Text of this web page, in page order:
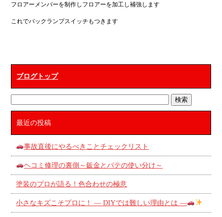
フロアーメンバーを制作しフロアーを加工し補強します
これでバックランプスイッチもつきます
ブログトップ
最近の投稿
事故直後にやるべきことチェックリスト
ヘコミ修理の裏側～鈑金とパテの使い分け～
塗装のプロが語る！色合わせの極意
小さなキズこそプロに！ ― DIYでは難しい理由とは ―